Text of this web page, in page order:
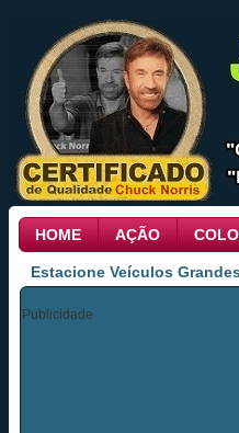
HOME AÇÃO
Estacione Veículos
Publicidade